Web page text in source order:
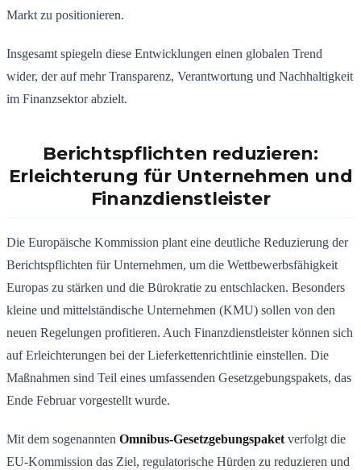
Markt zu positionieren.
Insgesamt spiegeln diese Entwicklungen einen globalen Trend
wider, der auf mehr Transparenz, Verantwortung und Nachhaltigkeit
im Finanzsektor abzielt.
Berichtspflichten reduzieren:
Erleichterung für Unternehmen und
Finanzdienstleister
Die Europäische Kommission plant eine deutliche Reduzierung der
Berichtspflichten für Unternehmen, um die Wettbewerbsfähigkeit
Europas zu stärken und die Bürokratie zu entschlacken. Besonders
kleine und mittelständische Unternehmen (KMU) sollen von den
neuen Regelungen profitieren. Auch Finanzdienstleister können sich
auf Erleichterungen bei der Lieferkettenrichtlinie einstellen. Die
Maßnahmen sind Teil eines umfassenden Gesetzgebungspakets, das
Ende Februar vorgestellt wurde.
Mit dem sogenannten Omnibus-Gesetzgebungspaket verfolgt die
EU-Kommission das Ziel, regulatorische Hürden zu reduzieren und